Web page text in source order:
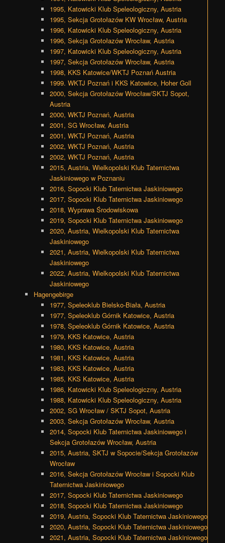
1995, Katowicki Klub Speleologiczny, Austria
1995, Sekcja Grotołazów KW Wrocław, Austria
1996, Katowicki Klub Speleologiczny, Austria
1996, Sekcja Grotołazów Wrocław, Austria
1997, Katowicki Klub Speleologiczny, Austria
1997, Sekcja Grotołazów Wrocław, Austria
1998, KKS Katowice/WKTJ Poznań Austria
1999. WKTJ Poznań i KKS Katowice, Hoher Goll
2000, Sekcja Grotołazów Wrocław/SKTJ Sopot,
Austria
2000, WKTJ Poznań, Austria
2001, SG Wrocław, Austria
2001, WKTJ Poznań, Austria
2002, WKTJ Poznań, Austria
2002, WKTJ Poznań, Austria
2015, Austria, Wielkopolski Klub Taternictwa
Jaskiniowego w Poznaniu
2016, Sopocki Klub Taternictwa Jaskiniowego
2017, Sopocki Klub Taternictwa Jaskiniowego
2018, Wyprawa Środowiskowa
2019, Sopocki Klub Taternictwa Jaskiniowego
2020, Austria, Wielkopolski Klub Taternictwa
Jaskiniowego
2021, Austria, Wielkopolski Klub Taternictwa
Jaskiniowego
2022, Austria, Wielkopolski Klub Taternictwa
Jaskiniowego
Hagengebirge
1977, Speleoklub Bielsko-Biała, Austria
1977, Speleoklub Górnik Katowice, Austria
1978, Speleoklub Górnik Katowice, Austria
1979, KKS Katowice, Austria
1980, KKS Katowice, Austria
1981, KKS Katowice, Austria
1983, KKS Katowice, Austria
1985, KKS Katowice, Austria
1986, Katowicki Klub Speleologiczny, Austria
1988, Katowicki Klub Speleologiczny, Austria
2002, SG Wrocław / SKTJ Sopot, Austria
2003, Sekcja Grotołazów Wrocław, Austria
2014, Sopocki Klub Taternictwa Jaskiniowego i
Sekcja Grotołazów Wrocław, Austria
2015, Austria, SKTJ w Sopocie/Sekcja Grotołazów
Wrocław
2016, Sekcja Grotołazów Wrocław i Sopocki Klub
Taternictwa Jaskiniowego
2017, Sopocki Klub Taternictwa Jaskiniowego
2018, Sopocki Klub Taternictwa Jaskiniowego
2019, Austria, Sopocki Klub Taternictwa Jaskiniowego
2020, Austria, Sopocki Klub Taternictwa Jaskiniowego
2021, Austria, Sopocki Klub Taternictwa Jaskiniowego